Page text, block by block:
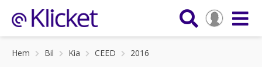
Hem Bil Kia CEED 2016